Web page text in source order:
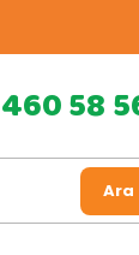
58
Ara